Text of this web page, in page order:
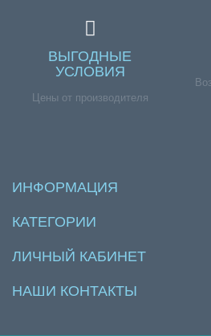
ВЫГОДНЫЕ
УСЛОВИЯ
Цены от производителя
ИНФОРМАЦИЯ
КАТЕГОРИИ
ЛИЧНЫЙ КАБИНЕТ
НАШИ КОНТАКТЫ